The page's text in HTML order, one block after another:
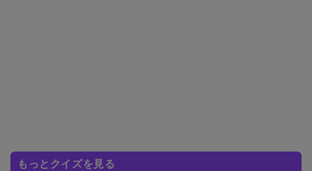
もっとクイズを見る